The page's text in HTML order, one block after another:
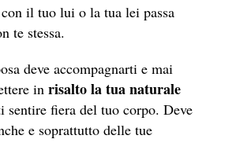
il tuo lui o la tua lei passa
te stessa.
deve accompagnarti e mai
in risalto la tua naturale
sentire fiera del tuo corpo. Deve
e soprattutto delle tue